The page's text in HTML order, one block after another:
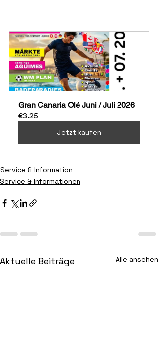
Gran Canaria Olé Juni / Juli 2026
€3.25
Jetzt kaufen
Service & Information
Service & Informationen
Aktuelle Beiträge Alle ansehen